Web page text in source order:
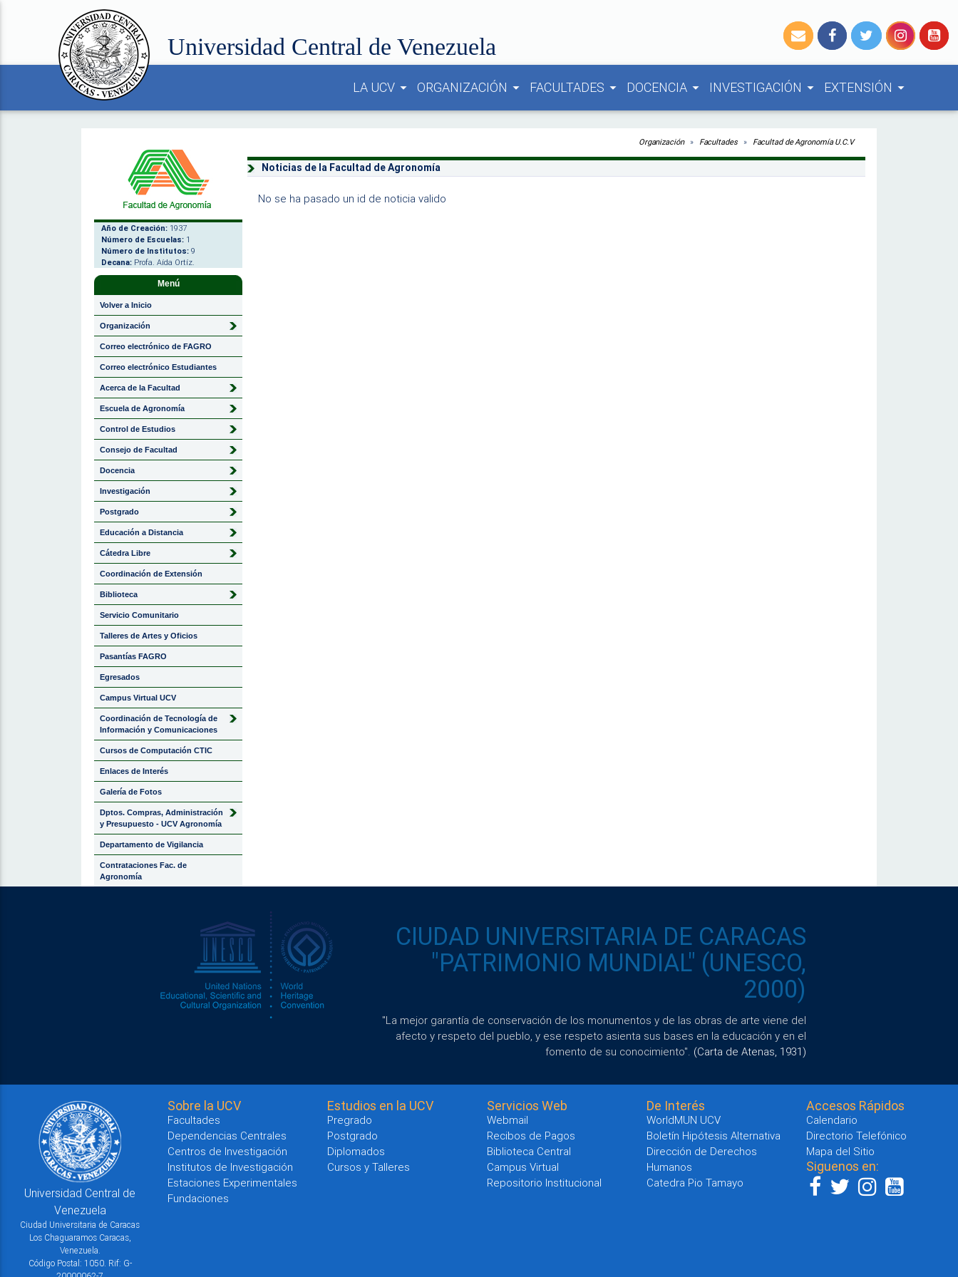
Universidad Central de Venezuela
LA UCV arrow_drop_down ORGANIZACIÓN arrow_drop_down FACULTADES arrow_drop_down DOCENCIA arrow_drop_down INVESTIGACIÓN arrow_drop_down EXTENSIÓN arrow_drop_down
Año de Creación: 1937
Número de Escuelas: 1
Número de Institutos: 9
Decana: Profa. Aída Ortíz.
Menú
Volver a Inicio
Organización
Correo electrónico de FAGRO
Correo electrónico Estudiantes
Acerca de la Facultad
Escuela de Agronomía
Control de Estudios
Consejo de Facultad
Docencia
Investigación
Postgrado
Educación a Distancia
Cátedra Libre
Coordinación de Extensión
Biblioteca
Servicio Comunitario
Talleres de Artes y Oficios
Pasantías FAGRO
Egresados
Campus Virtual UCV
Coordinación de Tecnología de
Información y Comunicaciones
Cursos de Computación CTIC
Enlaces de Interés
Galería de Fotos
Dptos. Compras, Administración
y Presupuesto - UCV Agronomía
Departamento de Vigilancia
Contrataciones Fac. de
Agronomía
Organización Facultades Facultad de Agronomía U.C.V
Noticias de la Facultad de Agronomía
No se ha pasado un id de noticia valido
CIUDAD UNIVERSITARIA DE CARACAS
"PATRIMONIO MUNDIAL" (UNESCO,
2000)
"La mejor garantía de conservación de los monumentos y de las obras de arte viene del
afecto y respeto del pueblo, y ese respeto asienta sus bases en la educación y en el
fomento de su conocimiento". (Carta de Atenas, 1931)
Universidad Central de
Venezuela
Ciudad Universitaria de Caracas
Los Chaguaramos Caracas,
Venezuela.
Código Postal: 1050. Rif: G-
Sobre la UCV
Facultades
Dependencias Centrales
Centros de Investigación
Institutos de Investigación
Estaciones Experimentales
Fundaciones
Estudios en la UCV
Pregrado
Postgrado
Diplomados
Cursos y Talleres
Servicios Web
Webmail
Recibos de Pagos
Biblioteca Central
Campus Virtual
Repositorio Institucional
De Interés
WorldMUN UCV
Boletín Hipótesis Alternativa
Dirección de Derechos
Humanos
Catedra Pio Tamayo
Accesos Rápidos
Calendario
Directorio Telefónico
Mapa del Sitio
Siguenos en: